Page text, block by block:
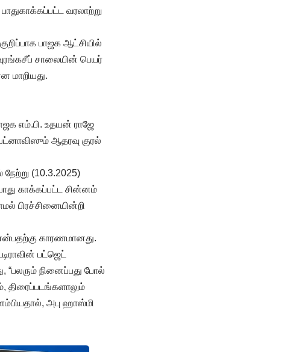
வரலாற்று
பாஜக ஆட்சியில்
சாலையின் பெயர்
மாறியது.
எம்.பி. உதயன் ராஜே
ஆதரவு குரல்
(10.3.2025)
காக்கப்பட்ட சின்னம்
பிரச்சினையின்றி
காரணமானது.
பட்ஜெட்
“பலரும் நினைப்பது போல்
திரைப்படங்களாலும்
அபு ஹாஸ்மி